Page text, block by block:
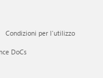
Condizioni per l'utilizzo
DoCs